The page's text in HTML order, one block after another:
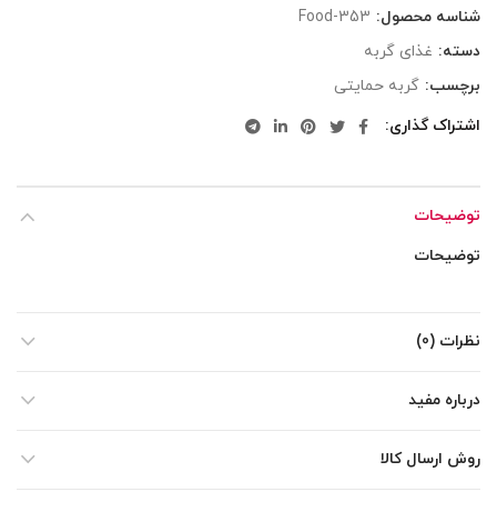
شناسه محصول: Food-353
دسته: غذای گربه
برچسب: گربه حمایتی
اشتراک گذاری
توضیحات
توضیحات
نظرات (0)
درباره مفید
روش ارسال کالا